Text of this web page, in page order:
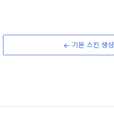
기본 스킨 생성